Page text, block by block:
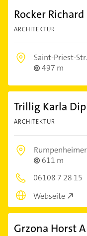
Rocker
ARCHITEKTUR
Saint-Priest-
497 m
Trillig Karla
ARCHITEKTUR
611 m
06108 7 28 15
Webseite
Grzona Horst